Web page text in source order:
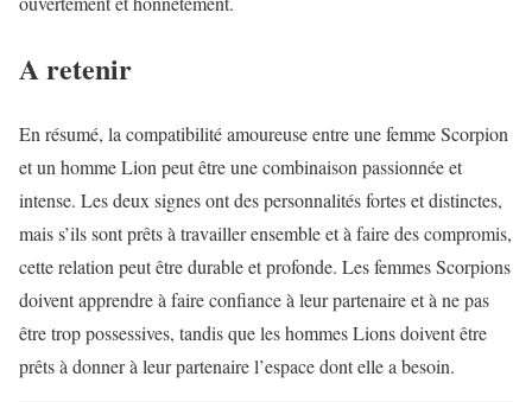
A retenir
En résumé, la compatibilité amoureuse entre une femme Scorpion
et un homme Lion peut être une combinaison passionnée et
intense. Les deux signes ont des personnalités fortes et distinctes,
mais s’ils sont prêts à travailler ensemble et à faire des compromis,
cette relation peut être durable et profonde. Les femmes Scorpions
doivent apprendre à faire confiance à leur partenaire et à ne pas
être trop possessives, tandis que les hommes Lions doivent être
prêts à donner à leur partenaire l’espace dont elle a besoin.